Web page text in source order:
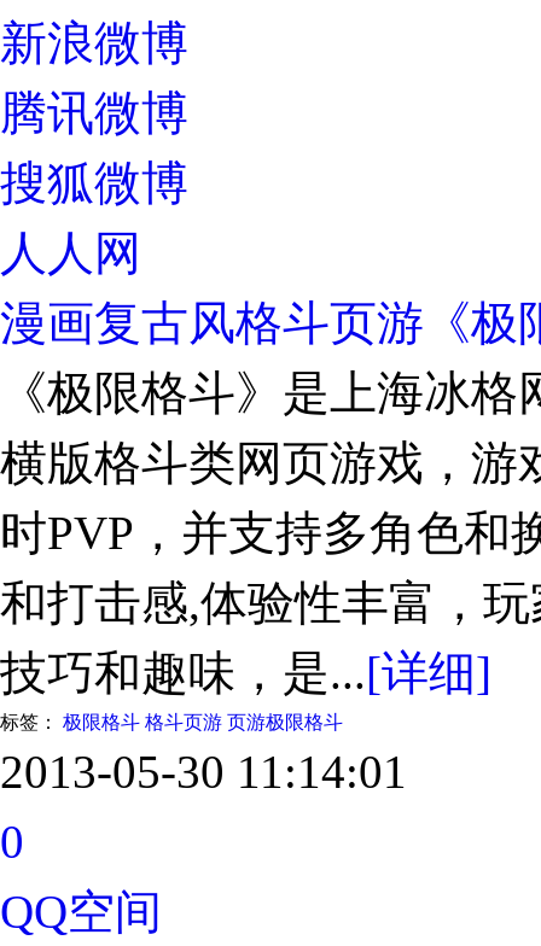
新浪微博
腾讯微博
搜狐微博
人人网
漫画复古风格斗页游《极
《极限格斗》是上海冰
横版格斗类网页游戏，游
时PVP，并支持多角色和
和打击感,体验性丰富，
技巧和趣味，是...[详细]
标签： 极限格斗 格斗页游 页游极限格斗
2013-05-30 11:14:01
0
QQ空间